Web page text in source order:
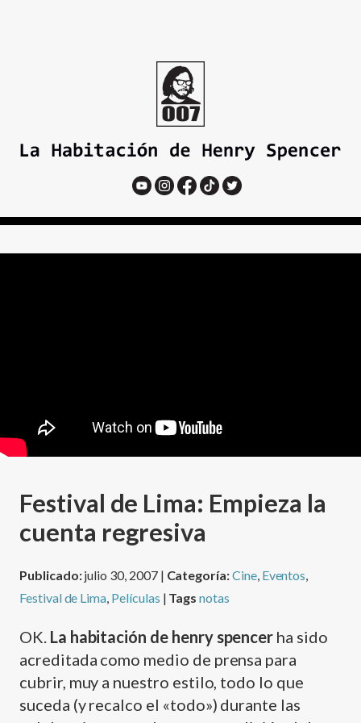
Festival de Lima: Empieza la
cuenta regresiva
Publicado:julio 30, 2007 | Categoría:Cine, Eventos
Festival de Lima Películas | Tagsnotas
OK. La habitación de henry spencer ha sido
acreditada como medio de prensa para
cubrir, muy a nuestro estilo, todo lo que
suceda (y recalco el «todo») durante las